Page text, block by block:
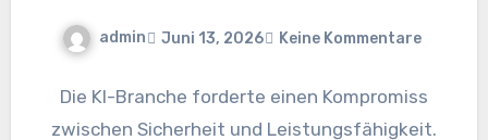
admin Juni 13, 2026 Keine Kommentare
Die KI-Branche forderte einen Kompromiss
zwischen Sicherheit und Leistungsfähigkeit.